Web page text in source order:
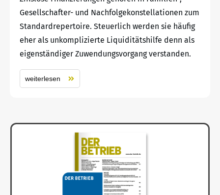
Gesellschafter- und Nachfolgekonstellationen zum
Standardrepertoire. Steuerlich werden sie häufig
eher als unkomplizierte Liquiditätshilfe denn als
eigenständiger Zuwendungsvorgang verstanden.
weiterlesen